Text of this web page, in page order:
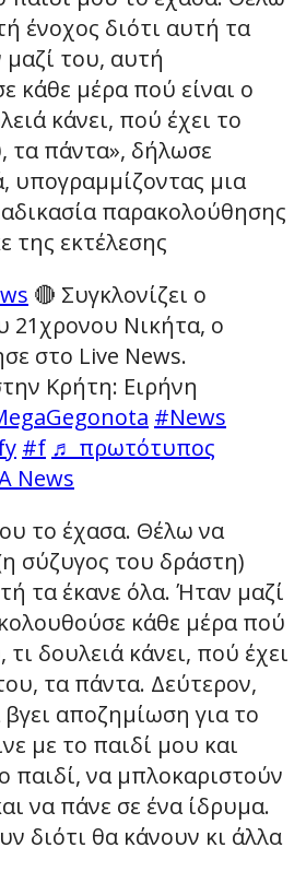
ένοχος διότι αυτή τα
του, αυτή
κάθε μέρα πού είναι ο
κάνει, πού έχει το
τα πάντα», δήλωσε
υπογραμμίζοντας μια
παρακολούθησης
της εκτέλεσης
🔴 Συγκλονίζει ο
21χρονου Νικήτα, ο
στο Live News.
Κρήτη: Ειρήνη
#News
#f ♬ πρωτότυπος
News
το έχασα. Θέλω να
σύζυγος του δράστη)
τα έκανε όλα. Ήταν μαζί
κάθε μέρα πού
τι δουλειά κάνει, πού έχει
τα πάντα. Δεύτερον,
αποζημίωση για το
με το παιδί μου και
παιδί, να μπλοκαριστούν
να πάνε σε ένα ίδρυμα.
διότι θα κάνουν κι άλλα